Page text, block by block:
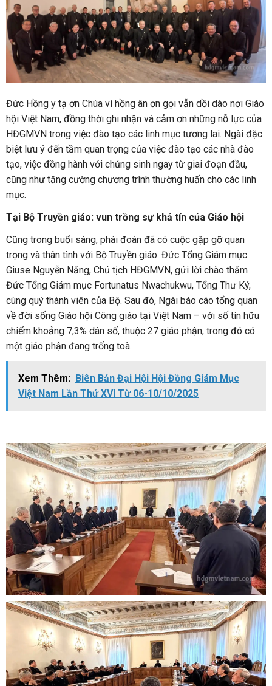
Đức Hồng y tạ ơn Chúa vì hồng ân ơn gọi vẫn dồi dào nơi Giáo
hội Việt Nam, đồng thời ghi nhận và cảm ơn những nỗ lực của
HĐGMVN trong việc đào tạo các linh mục tương lai. Ngài đặc
biệt lưu ý đến tầm quan trọng của việc đào tạo các nhà đào
tạo, việc đồng hành với chủng sinh ngay từ giai đoạn đầu,
cũng như tăng cường chương trình thường huấn cho các linh
mục.
Tại Bộ Truyền giáo: vun trồng sự khả tín của Giáo hội
Cũng trong buổi sáng, phái đoàn đã có cuộc gặp gỡ quan
trọng và thân tình với Bộ Truyền giáo. Đức Tổng Giám mục
Giuse Nguyễn Năng, Chủ tịch HĐGMVN, gửi lời chào thăm
Đức Tổng Giám mục Fortunatus Nwachukwu, Tổng Thư Ký,
cùng quý thành viên của Bộ. Sau đó, Ngài báo cáo tổng quan
về đời sống Giáo hội Công giáo tại Việt Nam – với số tín hữu
chiếm khoảng 7,3% dân số, thuộc 27 giáo phận, trong đó có
một giáo phận đang trống toà.
Xem Thêm: Biên Bản Đại Hội Hội Đồng Giám Mục
Việt Nam Lần Thứ XVI Từ 06-10/10/2025